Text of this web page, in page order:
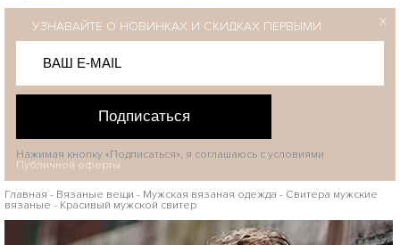
УЗНАВАЙТЕ О НОВИНКАХ И СКИДКАХ ПЕРВЫМИ
Подписаться
X
Нажимая кнопку «Подписаться», я соглашаюсь с условиями
Публичной оферты
Главная - Вязаные вещи - Мужская вязаная одежда - Свитера мужские
вязаные - Красивый мужской свитер